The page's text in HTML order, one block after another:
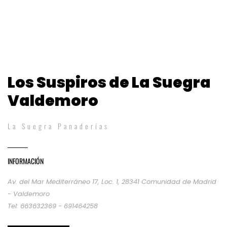
Los Suspiros de La Suegra
Valdemoro
La Suegra Panaderías
INFORMACIÓN
Av. del Mar Mediterráneo 17, Loc. 1, 28341 Comunidad de Madrid
- Valdemoro
Tel: 663632369 - 691464258